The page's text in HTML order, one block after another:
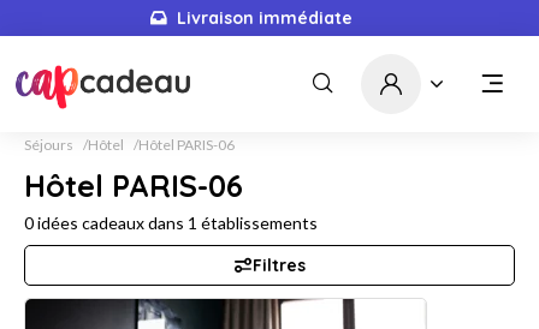
Livraison immédiate
Séjours Hôtel Hôtel PARIS-06
Hôtel PARIS-06
0idées cadeaux dans 1 établissements
Filtres